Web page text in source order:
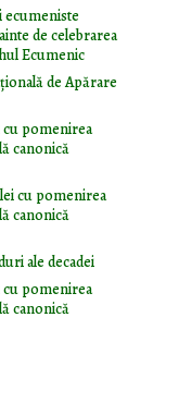
ecumeniste
de celebrarea
Ecumenic
de Apărare
cu pomenirea
canonică
cu pomenirea
canonică
ale decadei
cu pomenirea
canonică